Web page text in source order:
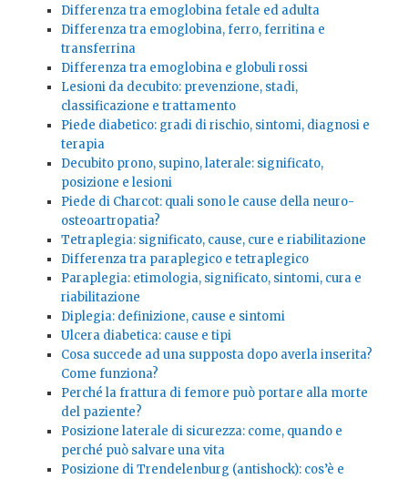
Differenza tra emoglobina fetale ed adulta
Differenza tra emoglobina, ferro, ferritina e
transferrina
Differenza tra emoglobina e globuli rossi
Lesioni da decubito: prevenzione, stadi,
classificazione e trattamento
Piede diabetico: gradi di rischio, sintomi, diagnosi e
terapia
Decubito prono, supino, laterale: significato,
posizione e lesioni
Piede di Charcot: quali sono le cause della neuro-
osteoartropatia?
Tetraplegia: significato, cause, cure e riabilitazione
Differenza tra paraplegico e tetraplegico
Paraplegia: etimologia, significato, sintomi, cura e
riabilitazione
Diplegia: definizione, cause e sintomi
Ulcera diabetica: cause e tipi
Cosa succede ad una supposta dopo averla inserita?
Come funziona?
Perché la frattura di femore può portare alla morte
del paziente?
Posizione laterale di sicurezza: come, quando e
perché può salvare una vita
Posizione di Trendelenburg (antishock): cos’è e